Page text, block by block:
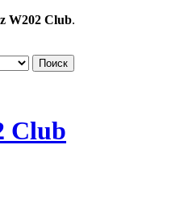
W202 Club.
Club